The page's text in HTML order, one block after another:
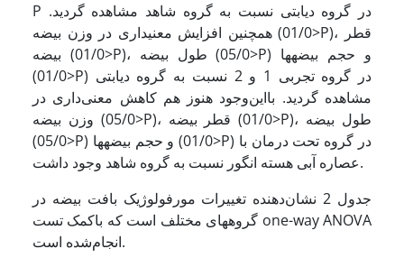
P در گروه دیابتی نسبت به گروه شاهد مشاهده گردید.
همچنین افزایش معنی­داری در وزن بیضه (01/0>P)، قطر
بیضه (01/0>P)، طول بیضه (05/0>P) و حجم بیضه­ها
(01/0>P) در گروه تجربی 1 و 2 نسبت به گروه دیابتی
مشاهده گردید. بااین‌وجود هنوز هم کاهش معنی‌داری در
وزن بیضه (05/0>P)، قطر بیضه (01/0>P)، طول بیضه
(05/0>P) و حجم بیضه­ها (01/0>P) در گروه تحت درمان با
عصاره آبی هسته انگور نسبت به گروه شاهد وجود داشت.
جدول 2 نشان‌دهنده تغییرات مورفولوژیک بافت بیضه در
گروه­های مختلف است که باکمک تست one-way ANOVA
انجام‌شده است.